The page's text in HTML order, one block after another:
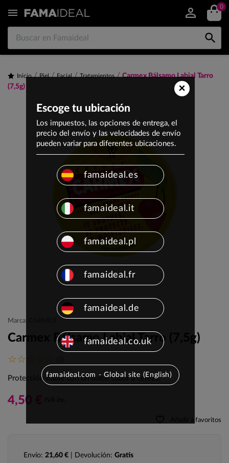
 0

Inicio Piel Facial Tratamientos
Carmex Bálsamo Labial Tarro
(7,5g)
Marca: CARMEX
Carmex Bálsamo Labial Tarro (7,5g)
Protección fiable con un dulce sabor a cereza.
4,50 €
Añadir a favoritos
Envío: 21,60 € | Devolución: Gratis
×
Escoge tu ubicación
Los impuestos, las opciones de entrega, el
precio del envío y las velocidades de envío
pueden variar para diferentes ubicaciones.
famaideal.es
famaideal.it
famaideal.pl
famaideal.fr
famaideal.de
famaideal.co.uk
famaideal.com - Global site (English)